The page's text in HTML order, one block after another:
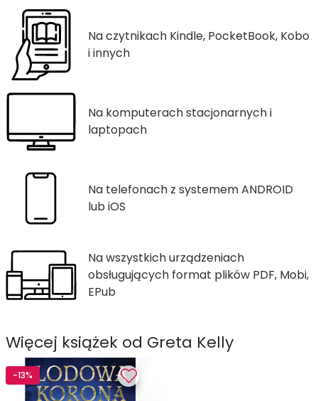
Na czytnikach Kindle, PocketBook, Kobo
i innych
Na komputerach stacjonarnych i
laptopach
Na telefonach z systemem ANDROID
lub iOS
Na wszystkich urządzeniach
obsługujących format plików PDF, Mobi,
EPub
Więcej książek od Greta Kelly
-13%